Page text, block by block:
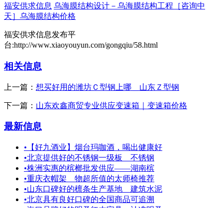
福安供求信息 乌海膜结构设计－乌海膜结构工程［咨询中
天］乌海膜结构价格
福安供求信息发布平
台:http://www.xiaoyouyun.com/gongqiu/58.html
相关信息
上一篇： 想买好用的潍坊Ｃ型钢上哪＿山东Ｚ型钢
下一篇： 山东欢鑫商贸专业供应变速箱｜变速箱价格
最新信息
• 【好九酒业】烟台玛咖酒，喝出健康好
•北京提供好的不锈钢一级板 不锈钢
•株洲实惠的槟榔批发供应——湖南槟
•重庆衣帽架 物超所值的太师椅推荐
•山东口碑好的檩条生产基地＿建筑水泥
•北京具有良好口碑的全国商品可追溯